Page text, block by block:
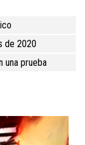
de 2020
una prueba